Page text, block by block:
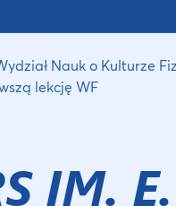
Nauk o Kulturze
lekcję WF
IM.